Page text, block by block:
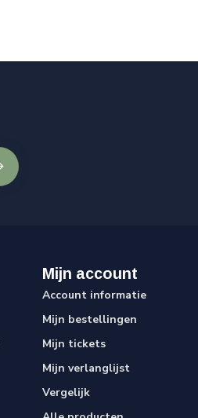
Mijn account
Account informatie
Mijn bestellingen
Mijn tickets
Mijn verlanglijst
Vergelijk